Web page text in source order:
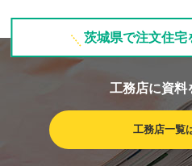
茨城県で注文住宅
工務店に資料
工務店一覧